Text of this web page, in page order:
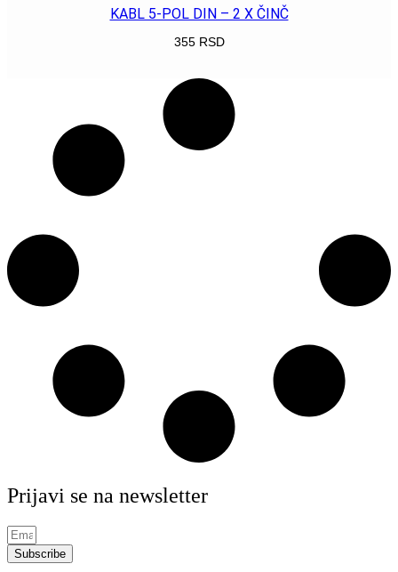
KABL 5-POL DIN – 2 X ČINČ
355 RSD
Prijavi se na newsletter
Subscribe